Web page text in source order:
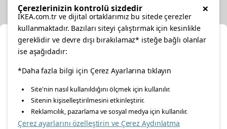
facebooktwitterinstagrampinterestyoutube
linkedin
Konumunuzu Seçin
İnternetten vereceğiniz siparişlerinizde size özel hizmet ve
içerikleri görebilmek için lütfen konumuzu seçin.
×
Çerezlerinizin kontrolü sizdedir
IKEA.com.tr ve dijital ortaklarımız bu sitede çerezler
kullanmaktadır. Bazıları siteyi çalıştırmak için kesinlikle
gereklidir ve devre dışı bırakılamaz* isteğe bağlı olanlar
ise aşağıdadır:
*Daha fazla bilgi için Çerez Ayarlarına tıklayın
Site'nin nasıl kullanıldığını ölçmek için kullanılır.
Sitenin kişiselleştirilmesini etkinleştirir.
Reklamcılık, pazarlama ve sosyal medya için kullanılır.
Çerez ayarlarını özelleştirin ve Çerez Aydınlatma